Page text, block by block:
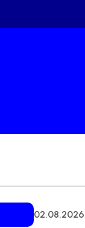
02.08.2026